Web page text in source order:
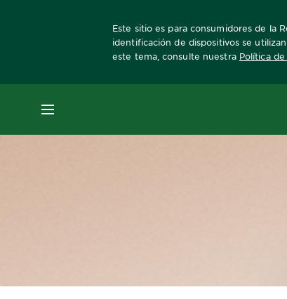
Este sitio es para consumidores de la
identificación de dispositivos se
este tema, consulte nuestra Política
MENÚ